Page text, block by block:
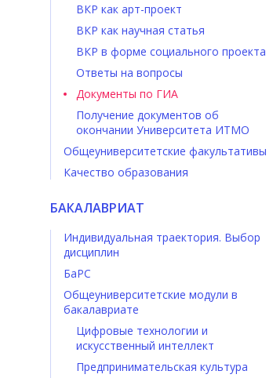
ВКР как арт-проект
ВКР как научная статья
ВКР в форме социального проекта
Ответы на вопросы
Документы по ГИА
Получение документов об
окончании Университета ИТМО
Общеуниверситетские факультативы
Качество образования
БАКАЛАВРИАТ
Индивидуальная траектория. Выбор
дисциплин
БаРС
Общеуниверситетские модули в
бакалавриате
Цифровые технологии и
искусственный интеллект
Предпринимательская культура